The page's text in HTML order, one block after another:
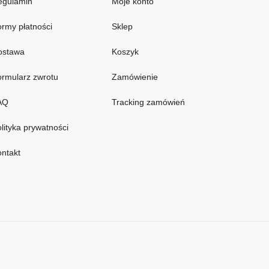
płatności
zwrotu
prywatności
Sklep
Koszyk
Zamówienie
Tracking zamówień